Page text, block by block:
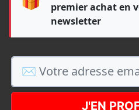
premier achat en
newsletter
J'EN